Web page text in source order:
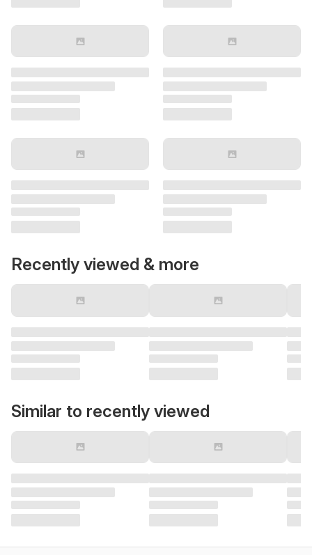
Recently viewed & more
Similar to recently viewed